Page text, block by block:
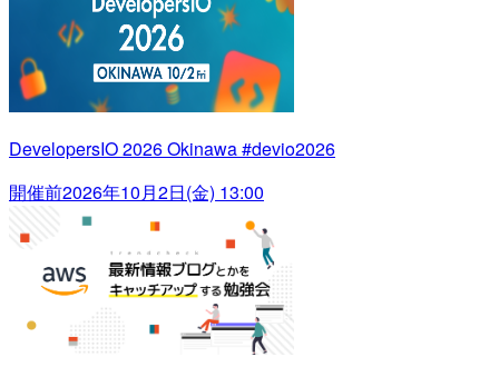
DevelopersIO 2026 Okinawa #devio2026
開催前2026年10月2日(金) 13:00